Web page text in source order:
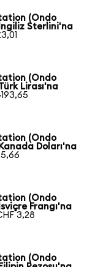
(Ondo
Sterlini'na
(Ondo
Lirası'na
(Ondo
Doları'na
(Ondo
Frangı'na
3,28
(Ondo